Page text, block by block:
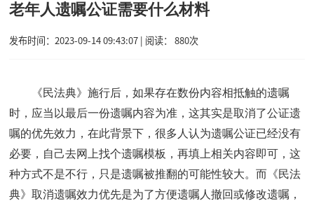
老年人遗嘱公证需要什么材料
发布时间：2023-09-14 09:43:07 | 阅读： 880次
《民法典》施行后，如果存在数份内容相抵触的遗嘱
时，应当以最后一份遗嘱内容为准，这其实是取消了公证遗
嘱的优先效力，在此背景下，很多人认为遗嘱公证已经没有
必要，自己去网上找个遗嘱模板，再填上相关内容即可，这
种方式不是不行，只是遗嘱被推翻的可能性较大。而《民法
典》取消遗嘱效力优先是为了方便遗嘱人撤回或修改遗嘱，